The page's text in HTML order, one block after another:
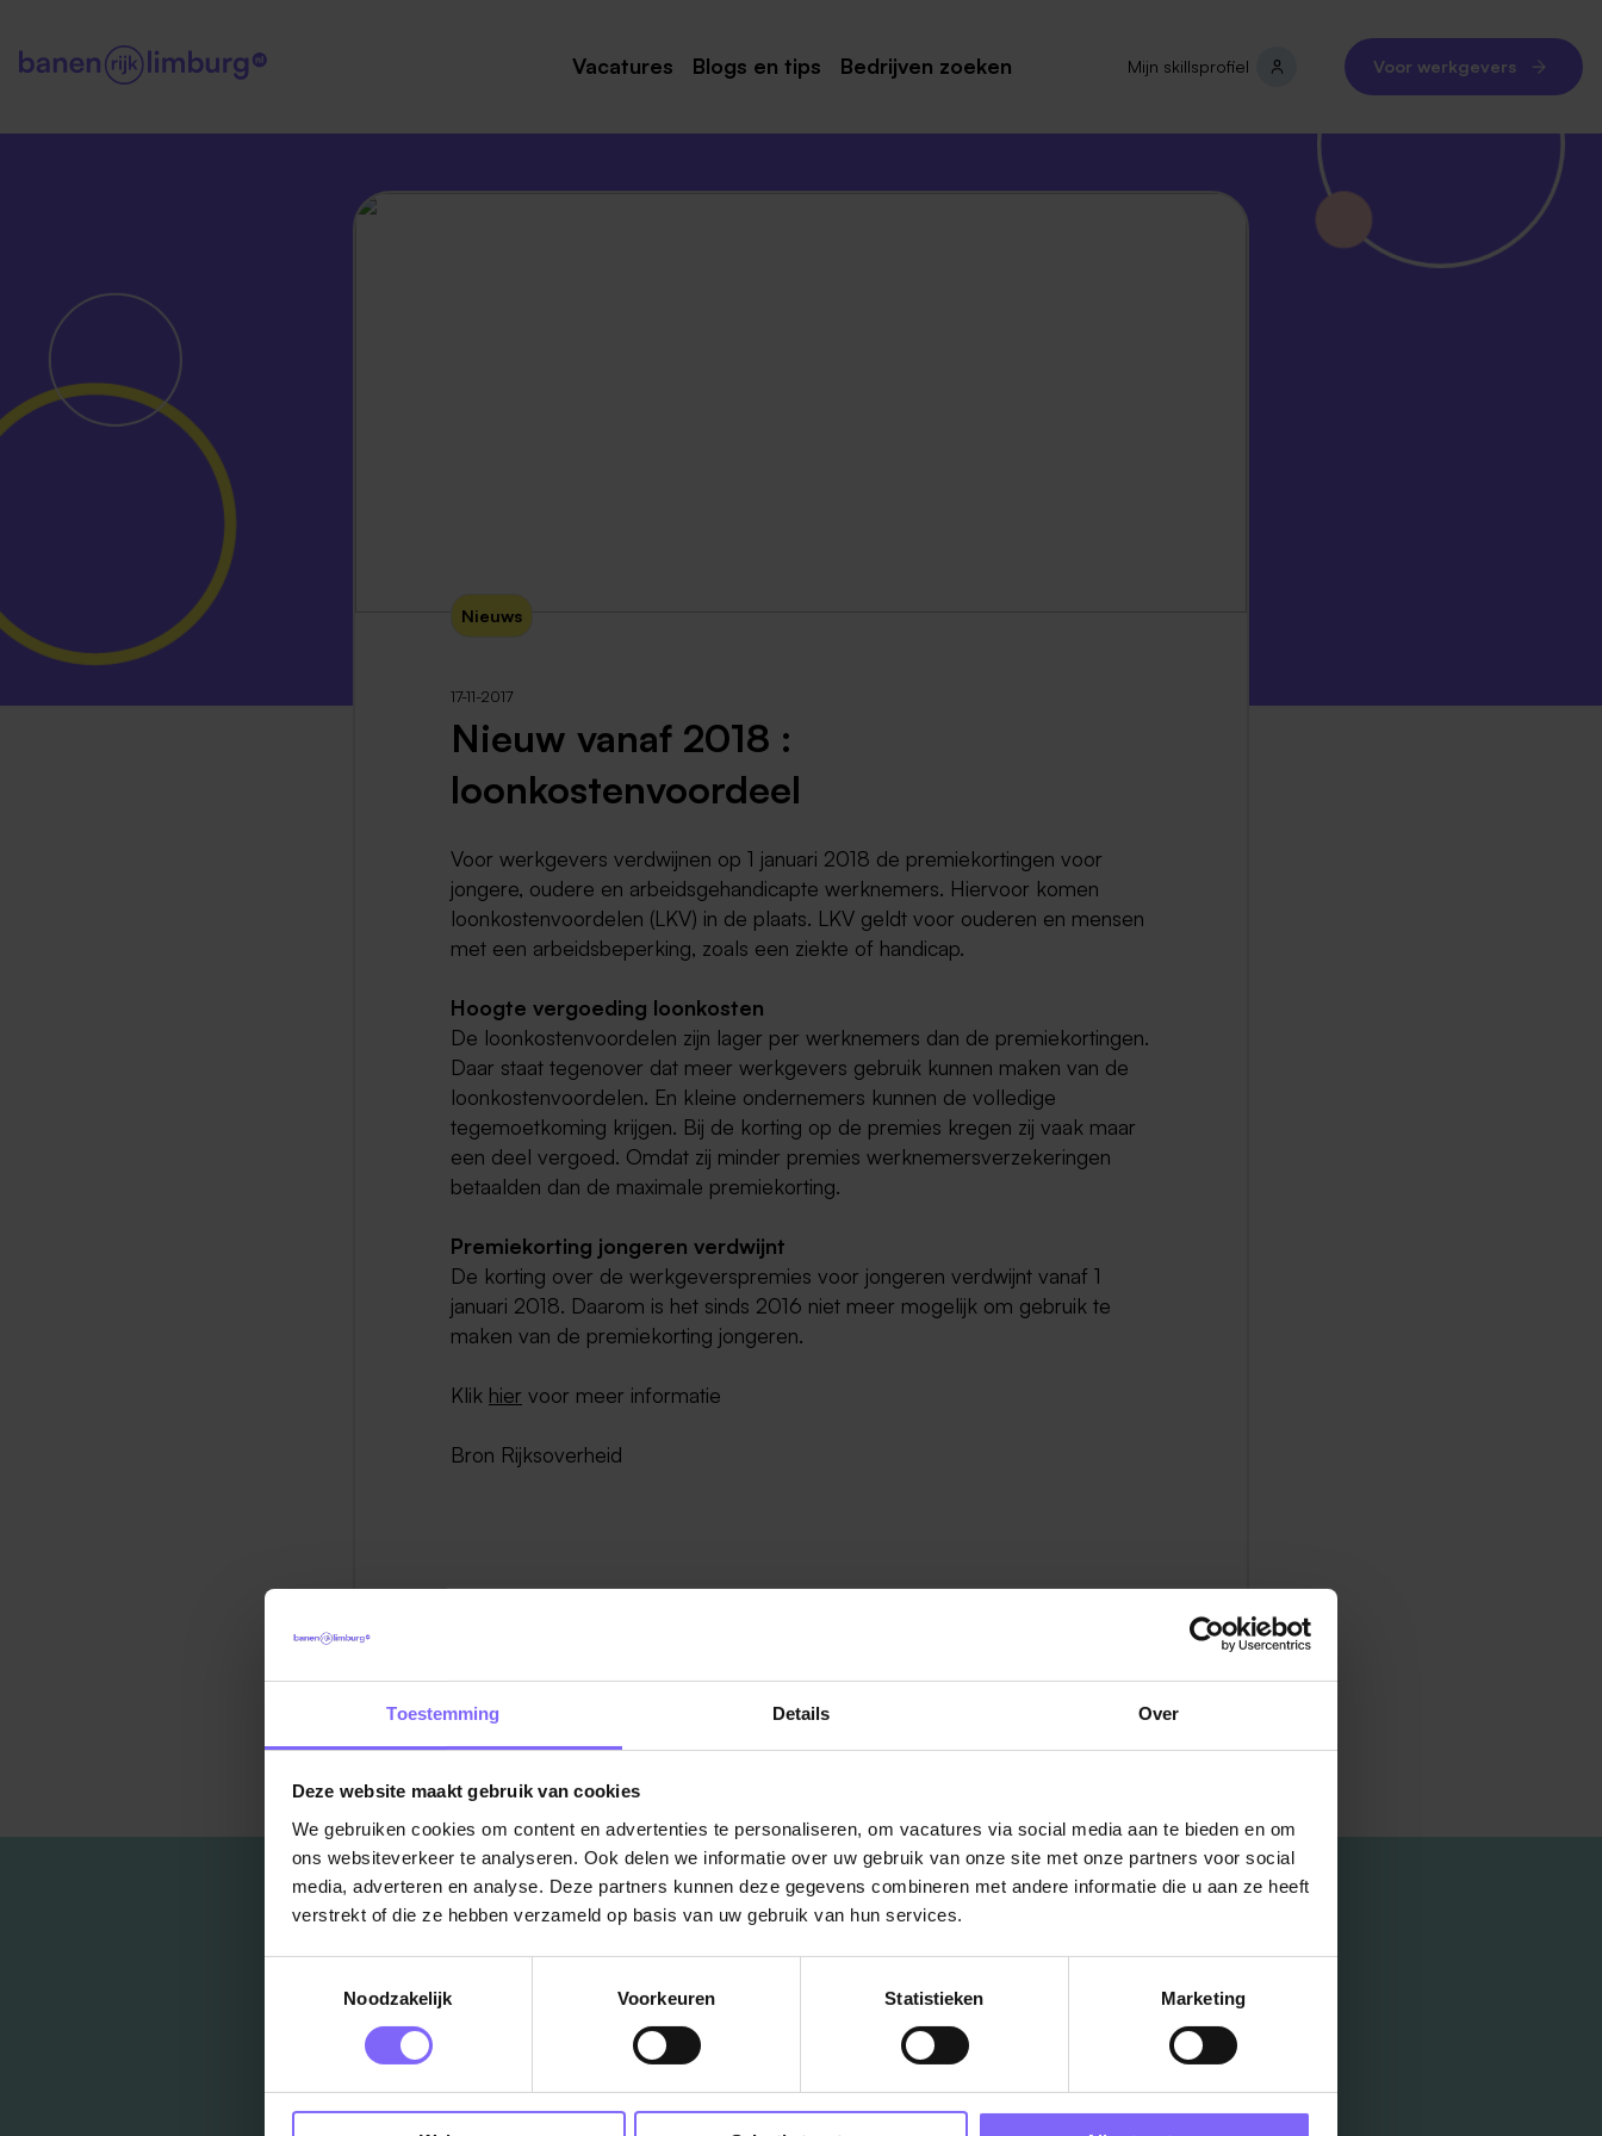
Toestemming Details Over
Deze website maakt gebruik van cookies
We gebruiken cookies om content en advertenties te personaliseren, om vacatures via social media aan te bieden en om
ons websiteverkeer te analyseren. Ook delen we informatie over uw gebruik van onze site met onze partners voor social
media, adverteren en analyse. Deze partners kunnen deze gegevens combineren met andere informatie die u aan ze heeft
verstrekt of die ze hebben verzameld op basis van uw gebruik van hun services.
Noodzakelijk
Voorkeuren Statistieken Marketing
Vacatures
Maastricht
Roermond
Blogs en tips Bedrijven zoeken Mijn skillsprofiel Voor werkgevers
Nieuws
17-11-2017
Nieuw vanaf 2018 :
loonkostenvoordeel
Voor werkgevers verdwijnen op 1 januari 2018 de premiekortingen voor
jongere, oudere en arbeidsgehandicapte werknemers. Hiervoor komen
loonkostenvoordelen (LKV) in de plaats. LKV geldt voor ouderen en mensen
met een arbeidsbeperking, zoals een ziekte of handicap.
Hoogte vergoeding loonkosten
De loonkostenvoordelen zijn lager per werknemers dan de premiekortingen.
Daar staat tegenover dat meer werkgevers gebruik kunnen maken van de
loonkostenvoordelen. En kleine ondernemers kunnen de volledige
tegemoetkoming krijgen. Bij de korting op de premies kregen zij vaak maar
een deel vergoed. Omdat zij minder premies werknemersverzekeringen
betaalden dan de maximale premiekorting.
Premiekorting jongeren verdwijnt
De korting over de werkgeverspremies voor jongeren verdwijnt vanaf 1
januari 2018. Daarom is het sinds 2016 niet meer mogelijk om gebruik te
maken van de premiekorting jongeren.
Klik hier voor meer informatie
Bron Rijksoverheid
Vacatures
in je mailbox?